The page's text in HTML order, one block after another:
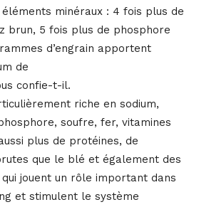
minéraux : 4 fois plus de
brun, 5 fois plus de phosphore
d’engrain apportent
de
confie-t-il.
riche en sodium,
soufre, fer, vitamines
plus de protéines, de
que le blé et également des
jouent un rôle important dans
et stimulent le système